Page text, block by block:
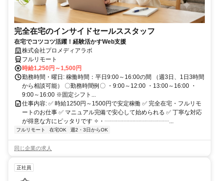
完全在宅のインサイドセールススタッフ
在宅でコツコツ活躍！経験活かすWeb支援
株式会社プロメディアラボ
フルリモート
時給1,250円～1,500円
勤務時間・曜日: 稼働時間：平日9:00～16:00の間 （週3日、1日3時間
から相談可能） 〇勤務時間例〇 ・9:00～12:00 ・13:00～16:00 ・
9:00～16:00 ※固定シフト...
仕事内容: ✅ 時給1250円～1500円で安定稼働 ✅ 完全在宅・フルリモ
ートのお仕事 ✅ マニュアル完備で安心して始められる ✅ 丁寧な対応
が得意な方にピッタリです ✧・┈┈┈┈┈┈┈┈┈┈┈...
フルリモート 在宅OK 週2・3日からOK
同じ企業の求人
正社員